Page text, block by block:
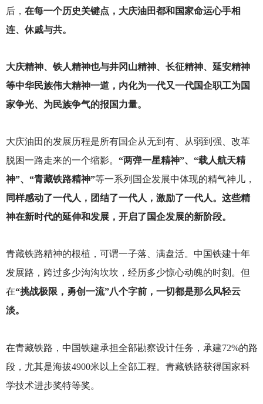
后， 在每一个历史关键点，大庆油田都和国家命运心手相
连、休戚与共。
大庆精神、铁人精神也与井冈山精神、长征精神、延安精神
等中华民族伟大精神一道，内化为一代又一代国企职工为国
家争光、为民族争气的报国力量。
大庆油田的发展历程是所有国企从无到有、从弱到强、改革
脱困一路走来的一个缩影。 “两弹一星精神”、“载人航天精
神”、“青藏铁路精神”等一系列国企发展中体现的精气神儿，
同样感动了一代人，团结了一代人，激励了一代人。这些精
神在新时代的延伸和发展，开启了国企发展的新阶段。
青藏铁路精神的根植，可谓一子落、满盘活。中国铁建十年
发展路，跨过多少沟沟坎坎，经历多少惊心动魄的时刻。但
在“挑战极限，勇创一流”八个字前，一切都是那么风轻云
淡。
在青藏铁路，中国铁建承担全部勘察设计任务，承建72%的路
段，尤其是海拔4900米以上全部工程。青藏铁路获得国家科
学技术进步奖特等奖。